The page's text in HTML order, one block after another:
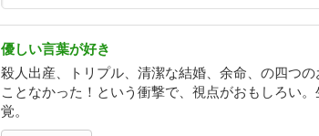
優しい言葉が好き
殺人出産、トリプル、清潔な結婚、余命、の四つ
ことなかった！という衝撃で、視点がおもしろい
覚。